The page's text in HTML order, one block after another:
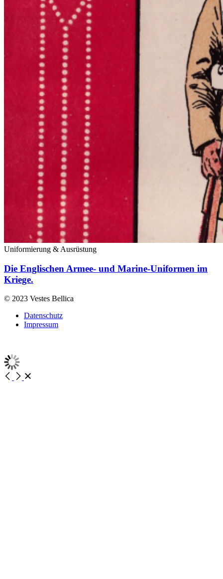
Uniformierung & Ausrüstung
Die Englischen Armee- und Marine-Uniformen im
Kriege.
© 2023 Vestes Bellica
Datenschutz
Impressum